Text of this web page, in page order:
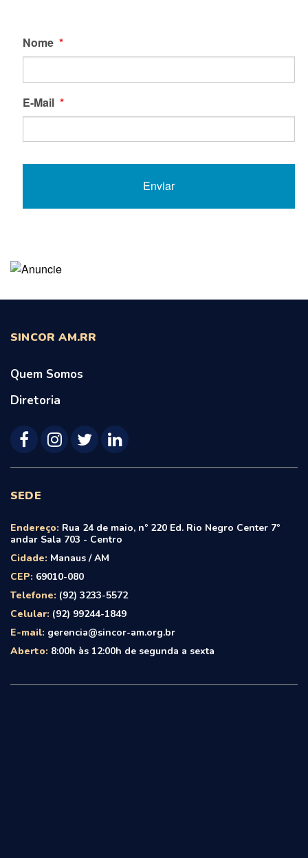
Nome *
E-Mail *
SINCOR AM.RR
Quem Somos
Diretoria
SEDE
Endereço: Rua 24 de maio, nº 220 Ed. Rio Negro Center 7º
andar Sala 703 - Centro
Cidade: Manaus / AM
CEP: 69010-080
Telefone: (92) 3233-5572
Celular: (92) 99244-1849
E-mail: gerencia@sincor-am.org.br
Aberto: 8:00h às 12:00h de segunda a sexta